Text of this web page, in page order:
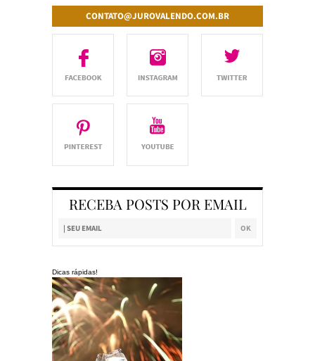
CONTATO@JUROVALENDO.COM.BR
RECEBA POSTS POR EMAIL
Dicas rápidas!